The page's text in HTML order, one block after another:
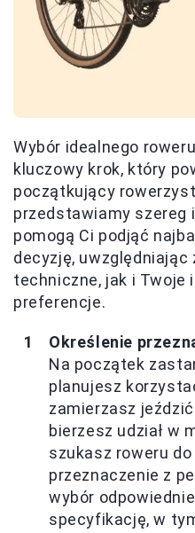
Wybór idealnego
kluczowy krok, który
początkujący
przedstawiamy szereg
pomogą Ci podjąć
decyzję,
techniczne, jak i Twoje
preferencje.
Określenie
Na początek
planujesz
zamierzasz
bierzesz udział w
szukasz roweru
przeznaczenie z
wybór
specyfikację, w